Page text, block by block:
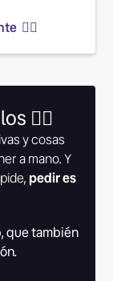
👆🏾
👇🏾
y cosas
a mano. Y
pedir es
que también